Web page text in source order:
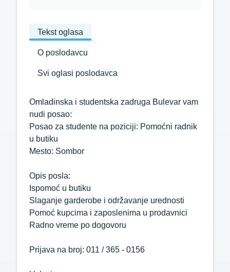
Tekst oglasa
O poslodavcu
Svi oglasi poslodavca
Omladinska i studentska zadruga Bulevar vam
nudi posao:
Posao za studente na poziciji: Pomoćni radnik
u butiku
Mesto: Sombor
Opis posla:
Ispomoć u butiku
Slaganje garderobe i održavanje urednosti
Pomoć kupcima i zaposlenima u prodavnici
Radno vreme po dogovoru
Prijava na broj: 011 / 365 - 0156